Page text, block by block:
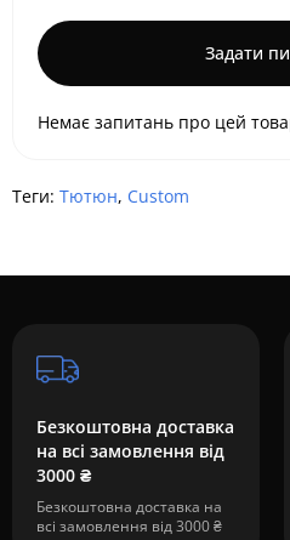
Задати
Немає запитань про цей
Теги: Тютюн, Custom
Безкоштовна доставка
на всі замовлення від
3000 ₴
Безкоштовна доставка на
всі замовлення від 3000 ₴